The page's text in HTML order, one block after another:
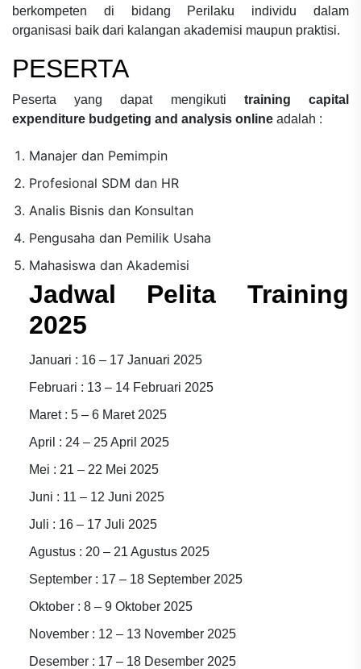
berkompeten di bidang Perilaku individu dalam
organisasi baik dari kalangan akademisi maupun praktisi.
PESERTA
Peserta yang dapat mengikuti
training capital
expenditure budgeting and analysis online adalah :
Manajer dan Pemimpin
Profesional SDM dan HR
Analis Bisnis dan Konsultan
Pengusaha dan Pemilik Usaha
Mahasiswa dan Akademisi
Jadwal Pelita Training
2025
Januari : 16 – 17 Januari 2025
Februari : 13 – 14 Februari 2025
Maret : 5 – 6 Maret 2025
April : 24 – 25 April 2025
Mei : 21 – 22 Mei 2025
Juni : 11 – 12 Juni 2025
Juli : 16 – 17 Juli 2025
Agustus : 20 – 21 Agustus 2025
September : 17 – 18 September 2025
Oktober : 8 – 9 Oktober 2025
November : 12 – 13 November 2025
Desember : 17 – 18 Desember 2025